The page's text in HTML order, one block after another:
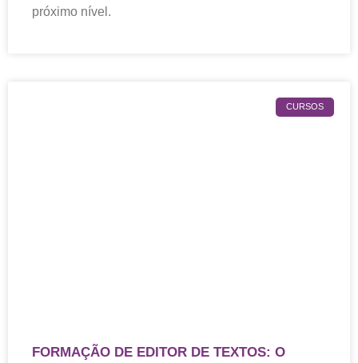
próximo nível.
CURSOS
FORMAÇÃO DE EDITOR DE TEXTOS: O